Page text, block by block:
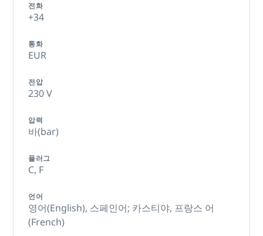
전화
+34
통화
EUR
전압
230 V
압력
바(bar)
플러그
C, F
언어
영어(English), 스페인어; 카스티야, 프랑스 어
(French)